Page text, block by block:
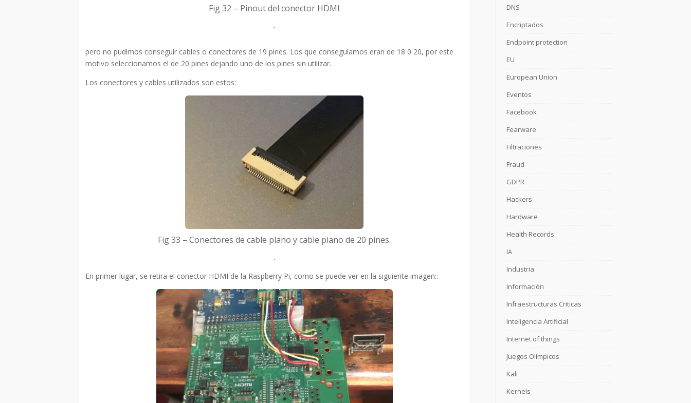
Fig 32 – Pinout del conector HDMI
.
pero no pudimos conseguir cables o conectores de 19 pines. Los que conseguíamos eran de 18 0 20, por este
motivo seleccionamos el de 20 pines dejando uno de los pines sin utilizar.
Los conectores y cables utilizados son estos:
Fig 33 – Conectores de cable plano y cable plano de 20 pines.
.
En primer lugar, se retira el conector HDMI de la Raspberry Pi, como se puede ver en la siguiente imagen::
DNS
Encriptados
Endpoint protection
EU
European Union
Eventos
Facebook
Fearware
Filtraciones
Fraud
GDPR
Hackers
Hardware
Health Records
IA
Industria
Información
Infraestructuras Criticas
Inteligencia Artificial
Internet of things
Juegos Olimpicos
Kali
Kernels